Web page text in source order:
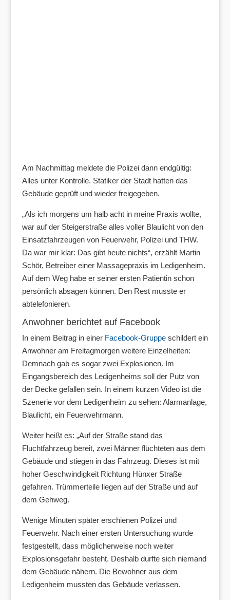
Am Nachmittag meldete die Polizei dann endgültig:
Alles unter Kontrolle. Statiker der Stadt hatten das
Gebäude geprüft und wieder freigegeben.
„Als ich morgens um halb acht in meine Praxis wollte,
war auf der Steigerstraße alles voller Blaulicht von den
Einsatzfahrzeugen von Feuerwehr, Polizei und THW.
Da war mir klar: Das gibt heute nichts“, erzählt Martin
Schör, Betreiber einer Massagepraxis im Ledigenheim.
Auf dem Weg habe er seiner ersten Patientin schon
persönlich absagen können. Den Rest musste er
abtelefonieren.
Anwohner berichtet auf Facebook
In einem Beitrag in einer Facebook-Gruppeschildert ein
Anwohner am Freitagmorgen weitere Einzelheiten:
Demnach gab es sogar zwei Explosionen. Im
Eingangsbereich des Ledigenheims soll der Putz von
der Decke gefallen sein. In einem kurzen Video ist die
Szenerie vor dem Ledigenheim zu sehen: Alarmanlage,
Blaulicht, ein Feuerwehrmann.
Weiter heißt es: „Auf der Straße stand das
Fluchtfahrzeug bereit, zwei Männer flüchteten aus dem
Gebäude und stiegen in das Fahrzeug. Dieses ist mit
hoher Geschwindigkeit Richtung Hünxer Straße
gefahren. Trümmerteile liegen auf der Straße und auf
dem Gehweg.
Wenige Minuten später erschienen Polizei und
Feuerwehr. Nach einer ersten Untersuchung wurde
festgestellt, dass möglicherweise noch weiter
Explosionsgefahr besteht. Deshalb durfte sich niemand
dem Gebäude nähern. Die Bewohner aus dem
Ledigenheim mussten das Gebäude verlassen.